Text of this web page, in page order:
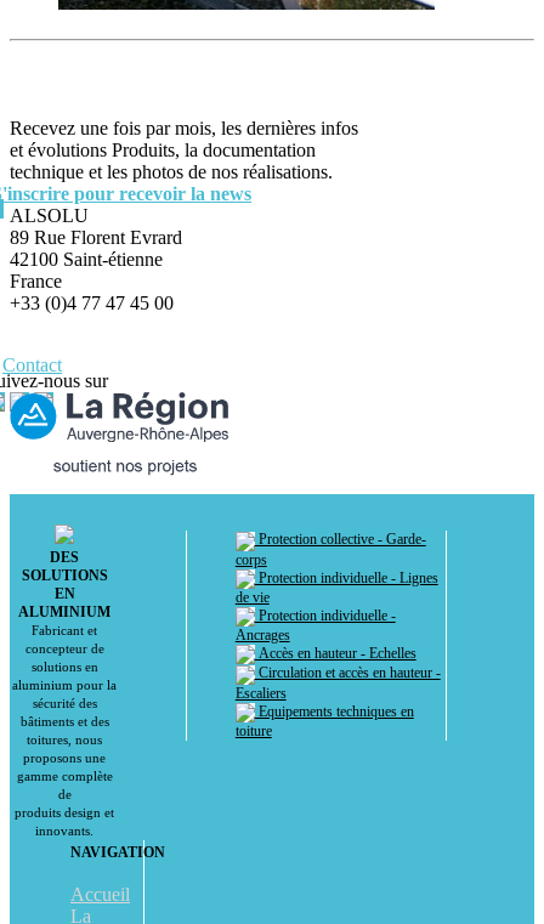
Recevez une fois par mois, les dernières infos
et évolutions Produits, la documentation
technique et les photos de nos réalisations.
pour recevoir la news
ALSOLU
89 Rue Florent Evrard
42100 Saint-étienne
France
+33 (0)4 77 47 45 00
Contact
nous sur
DES
SOLUTIONS
EN
ALUMINIUM
Fabricant et
concepteur de
solutions en
aluminium pour la
sécurité des
bâtiments et des
toitures, nous
proposons une
gamme complète
de
produits design et
innovants.
Protection collective - Garde-
corps
Protection individuelle - Lignes
de vie
Protection individuelle -
Ancrages
Accès en hauteur - Echelles
Circulation et accès en hauteur -
Escaliers
Equipements techniques en
toiture
NAVIGATION
Accueil
La